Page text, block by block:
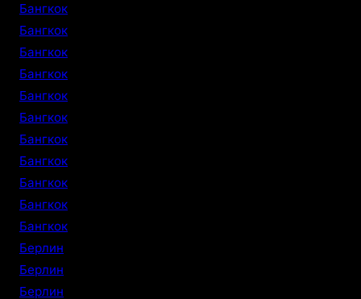
Бангкок
Бангкок
Бангкок
Бангкок
Бангкок
Бангкок
Бангкок
Бангкок
Бангкок
Бангкок
Бангкок
Берлин
Берлин
Берлин